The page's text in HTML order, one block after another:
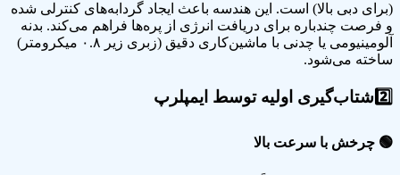
(برای دبی بالا) است. این هندسه باعث ایجاد گردابه‌های کنترلی شده
و فرصت چندباره برای دریافت انرژی از پره‌ها فراهم می‌کند. بدنه
آلومینیومی یا چدنی با ماشین‌کاری دقیق (زبری زیر ۰.۸ میکرومتر)
ساخته می‌شود.
2️⃣ شتاب‌گیری اولیه توسط ایمپلر پ
🟢 چرخش با سرعت بالا